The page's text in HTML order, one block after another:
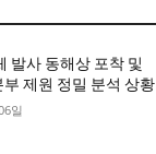
발사 동해상 포착 및
제원 정밀 분석 상황
일